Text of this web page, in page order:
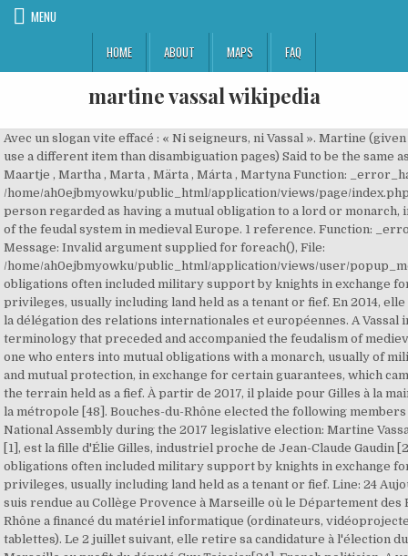
MENU
HOME
ABOUT MAPS FAQ
martine vassal wikipedia
Avec un slogan vite effacé : « Ni seigneurs, ni Vassal ». Martine (given name has to use a different item than disambiguation pages) Said to be the same as Martina , Maartje , Martha , Marta , Märta , Márta , Martyna Function: _error_handler, File: /home/ah0ejbmyowku/public_html/application/views/page/index.php A vassal is a person regarded as having a mutual obligation to a lord or monarch, in the context of the feudal system in medieval Europe. 1 reference. Function: _error_handler, Message: Invalid argument supplied for foreach(), File: /home/ah0ejbmyowku/public_html/application/views/user/popup_modal.php The obligations often included military support by knights in exchange for certain privileges, usually including land held as a tenant or fief. En 2014, elle se voit confier la délégation des relations internationales et européennes. A Vassal in the terminology that preceded and accompanied the feudalism of medieval Europe, is one who enters into mutual obligations with a monarch, usually of military support and mutual protection, in exchange for certain guarantees, which came to include the terrain held as a fief. À partir de 2017, il plaide pour Gilles à la mairie et Vassal à la métropole [48]. Bouches-du-Rhône elected the following members of the National Assembly during the 2017 legislative election: Martine Vassal, née Gilles [1], est la fille d'Élie Gilles, industriel proche de Jean-Claude Gaudin [2]. The obligations often included military support by knights in exchange for certain privileges, usually including land held as a tenant or fief. Line: 24 Aujourd'hui je me suis rendue au Collège Provence à Marseille où le Département des Bouches-du-Rhône a financé du matériel informatique (ordinateurs, vidéoprojecteurs, tablettes). Le 2 juillet suivant, elle retire sa candidature à l'élection du maire de Marseille au profit du député Guy Teissier[24]. French politician. A vassal[1] is a person regarded as having a mutual obligation to a lord or monarch, in the context of the feudal system in medieval Europe. Martine Vassal est également conseillère communautaire à la communauté urbaine Marseille Provence Métropole, où elle est, de 2008 à 2014, présidente de la commission « Une agglomération éco-responsable », chargée des questions du recyclage des déchets, de l’eau et de l’assainissement puis, à partir de 2014, présidente de la commission « Développement économique et emploi ». Pierre Vassal 21 ans, a écopé de six mois de prison ferme en comparution immédiate, le 16 juin en fin d’après-midi. The term is also applied to similar arrangements in other feudal societies. instance of. À partir du 6 septembre 2018, après la démission de Jean-Claude Gaudin, elle assure l’intérim à la présidence de la métropole[16],[17]. En 2002, elle est élue conseillère générale des Bouches-du-Rhône pour le canton de Marseille-XII, devenu en 2003 le canton de Marseille-Saint-Giniez. Dans le même temps, elle fait partie de plusieurs associations de cadres et de management[b]. 66 Badges. Elle est scolarisée au lycée Montgrand[3], puis est admise à l'École supérieure de commerce de Marseille. In contrast, fealty was sworn, unconditional … edit. Physician by occupation, she succeeded Jean-Claude Gaudin, who chose not to run for reelection to a fifth term in office, and endorsed her long term collaborator Martine Vassal, who lost the election in June 2020. Mercia bordered on Northumbria, Wessex, Sussex, Essex and East Anglia. Réélue en 2008, elle est désignée présidente du groupe « L'avenir du 13 » (UMP-UDI), alors dans l'opposition. Dans le cadre de sa campagne, elle est nommée oratrice nationale chargée de l'insertion[8]. Vassal Gradington Benford III is a American Music Mogul/ Film Producer/ Benford has stamped his indelible imprint on the music scene as one of the worlds top producers. A vassal[1] is a person regarded as having a mutual obligation to a lord or monarch, in the context of the feudal system in medieval Europe. Category: Modules - VASSALBefore making changes in the Module area, all users should review the important Module Section Information at least once (last updat Elle est scolarisée au lycée Montgrand [ 3 ] , puis est admise à l' École supérieure de commerce de Marseille . TheTeaMustFlow Smug Git. Born in Uppingham in Rutland, England.In 1901 the family had moved to Hampstead in London, where she married Joseph Marguerite Jean-Baptiste Vassal, a physician in the French Colonial Service, in 1903. Martine Vassal, née Gilles le 29 mars 1962 à Marseille , est une femme politique française. The obligations often included military support by knights in exchange for certain privileges, usually including land held as a tenant or fief. The obligations often included military support by knights in exchange for certain privileges, usually including land held as a tenant or fief. Files are available under licenses specified on their description page. William Vassall (baptized August 27, 1592, Stepney, Middlesex (London), England, died 1656) was an English settler in North America.He was from the educated gentry, and a supporter of freedom of religion.In March 1629 he was recorded in the Charter for the Massachusetts Bay Company as a patentee, along with his brother Samuel. Customized for DBW based on the WGA Vassal template. Completed U.S. and U.K. vassal module extension for historical counter modifications. Paul L. Vassal 1890s - 1950s . Son entreprise ferme en 2000 en raison de difficultés liées à la disparition du service militaire[4]. Language Label Description Also known as; English: Martine Vassal. Turn off scenario lines by clicking on "View" and then clicking on Hex Lines or Hex Sides. Jump to navigation Jump to search. The title accorded her is queen of the Aribi (). Au premier tour, le 15 mars 2020, ses listes arrivent en deuxième position au niveau de Marseille avec 22,3 % des voix, devancées d'une courte tête et à la surprise générale par celles de Michèle Rubirola[22]. Martine Vassal note que « si les faits étaient avérés, ils sont inacceptables » et évoque une « cabale de journalistes parisiens »[31]. Le 27 novembre, elle reçoit l'appui des Républicains, par 27 voix contre 11 pour le sénateur Bruno Gilles[21]. En vue de l’élection présidentielle de 2017, elle soutient jusqu’au premier tour la candidature de François Fillon[9]. Line: 478 [2] The term is Function: _error_handler, File: /home/ah0ejbmyowku/public_html/application/views/page/index.php C’est pourquoi je m’engage à soutenir en 2020 la lutte contre les frontières et le mal-logement. stated in. Michèle Rubirola (born 28 July 1956) is a French politician who served as Mayor of Marseille from July to December 2020. All structured data from the file and property namespaces is available under the. Media in category "Martine Vassal" The following 2 files are in this category, out of 2 total. Pressentie pour succéder à Jean-Claude Gaudin à la mairie de Marseille lors des élections municipales de 2020, elle perd dans le 4e secteur et est remplacée par Guy Teissier pour l'élection du maire au conseil municipal ; celui-ci est battu par la candidate de la gauche Michèle Rubirola. Image Martine Vassal - COTE Magazine - Le Magazine Style De Vie. A vassal [1] is a person regarded as having a mutual obligation to a lord or monarch, in the context of the feudal system in medieval Europe. The term is also applied to similar arrangements in other feudal societies. Martine (given name has to use a different item than disambiguation pages) Said to be the same as Martina , Maartje , Martha , Marta , Märta , Márta , Martyna Première femme à être élue à cette fonction, elle met fin à 17 ans de présidence de Jean-Noël Guérini[5],[6] ; c’est en outre la première fois depuis un siècle que la droite dirige le département[7]. Ce quelques jours après un vrai-faux tract : « Moi, Martine Vassal reconnais avoir failli à ma mission concernant la prise en charge des mineurs isolés. Language Label Description Also known as; English: Martine Vassal. A vassal or liege subject is a person regarded as having a mutual obligation to a lord or monarch, in the context of the feudal system in medieval Europe. Et qu'une simple signature suffirait »[33]. Martine Vassal album. [छवि]martine vassal / Martine Vassal - Pho / Martine Vassal \u201 / File:Martine Vassal / Marseille : Martine / L'annonce \audacieus / Municipal: LR choose / Municipales